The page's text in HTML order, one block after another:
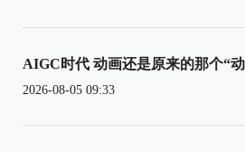
AIGC时代 动画还是原来的那个“
2026-08-05 09:33